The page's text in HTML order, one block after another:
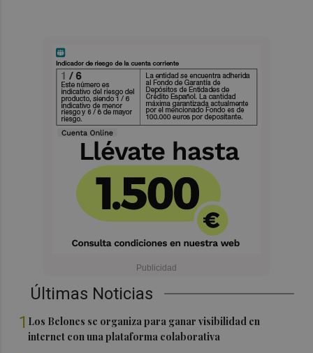
Últimas Noticias
1 Los Belones se organiza para ganar visibilidad en
internet con una plataforma colaborativa